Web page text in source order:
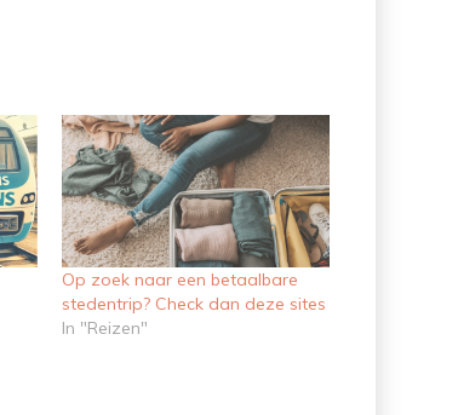
Op zoek naar een betaalbare
stedentrip? Check dan deze sites
In "Reizen"